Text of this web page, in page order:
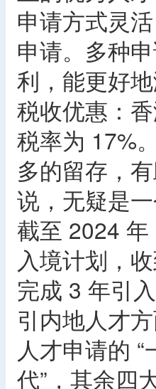
申请方式灵
申请。多种
利，能更好
税收优惠：
税率为 17%
多的留存，
说，无疑是
截至 2024
入境计划，
完成 3 年引
引内地人才
人才申请的
代”，其余四